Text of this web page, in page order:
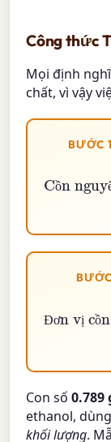
Công thức
Mọi định
chất, vì vậy
BƯỚC
ồ
Đ ơ ị ồ
Con số0.789
ethanol,
khối lượng.